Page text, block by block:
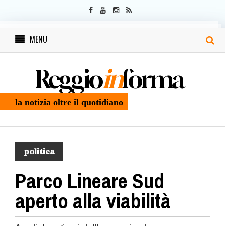
MENU
Reggioinforma
la notizia oltre il quotidiano
politica
Parco Lineare Sud
aperto alla viabilità